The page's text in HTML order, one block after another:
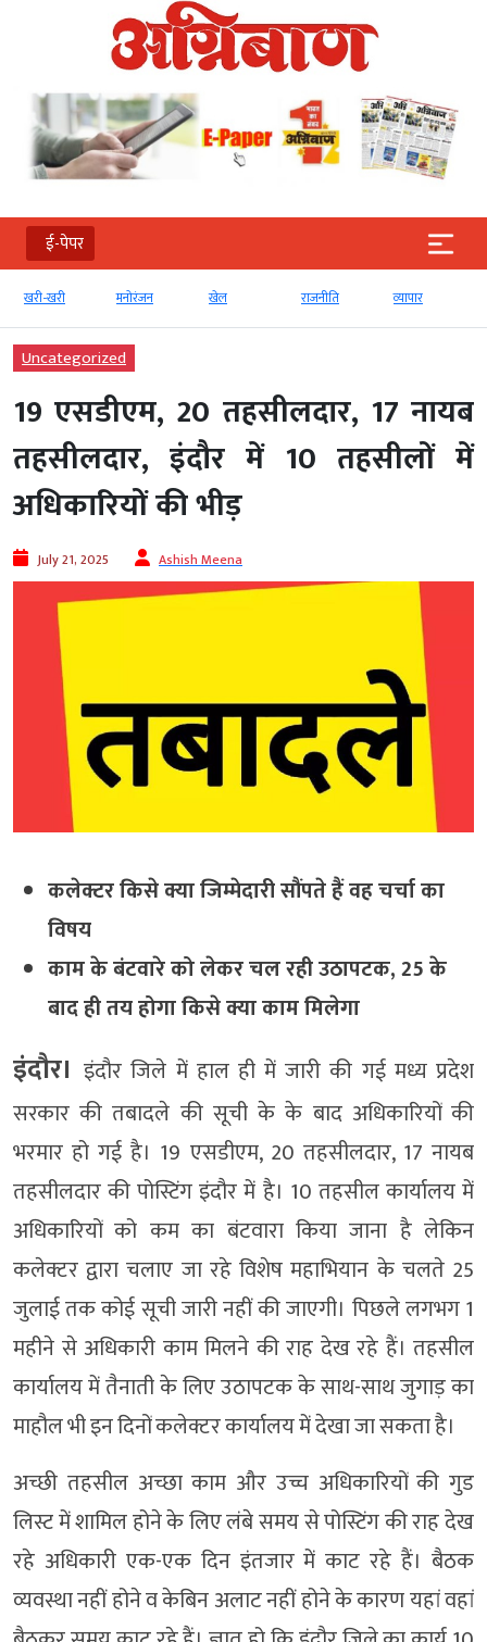
ई-पेपर
खरी-खरी मनोरंजन खेल राजनीति व्‍यापार
Uncategorized
19 एसडीएम, 20 तहसीलदार, 17 नायब
तहसीलदार, इंदौर में 10 तहसीलों में
अधिकारियों की भीड़
July 21, 2025 Ashish Meena
कलेक्टर किसे क्या जिम्मेदारी सौंपते हैं वह चर्चा का
विषय
काम के बंटवारे को लेकर चल रही उठापटक, 25 के
बाद ही तय होगा किसे क्या काम मिलेगा
इंदौर।इंदौर जिले में हाल ही में जारी की गई मध्य प्रदेश
सरकार की तबादले की सूची के के बाद अधिकारियों की
भरमार हो गई है। 19 एसडीएम, 20 तहसीलदार, 17 नायब
तहसीलदार की पोस्टिंग इंदौर में है। 10 तहसील कार्यालय में
अधिकारियों को कम का बंटवारा किया जाना है लेकिन
कलेक्टर द्वारा चलाए जा रहे विशेष महाभियान के चलते 25
जुलाई तक कोई सूची जारी नहीं की जाएगी। पिछले लगभग 1
महीने से अधिकारी काम मिलने की राह देख रहे हैं। तहसील
कार्यालय में तैनाती के लिए उठापटक के साथ-साथ जुगाड़ का
माहौल भी इन दिनों कलेक्टर कार्यालय में देखा जा सकता है।
अच्छी तहसील अच्छा काम और उच्च अधिकारियों की गुड
लिस्ट में शामिल होने के लिए लंबे समय से पोस्टिंग की राह देख
रहे अधिकारी एक-एक दिन इंतजार में काट रहे हैं। बैठक
व्यवस्था नहीं होने व केबिन अलाट नहीं होने के कारण यहां वहां